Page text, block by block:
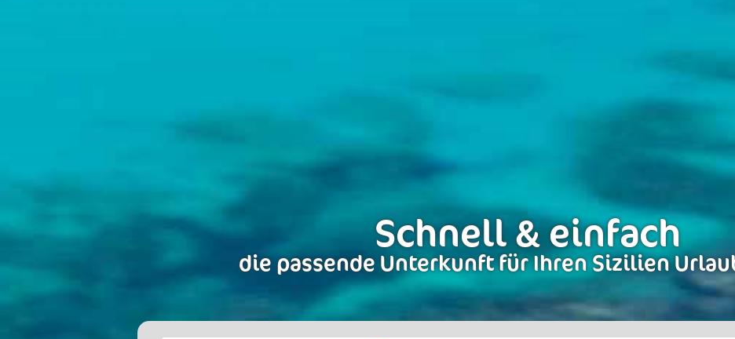
Schnell & einfach
die passende Unterkunft für Ihren Sizilien